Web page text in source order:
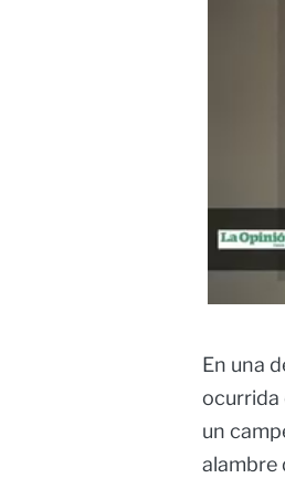
En una
ocurrida
un
alambre